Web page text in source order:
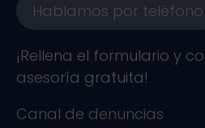
Hablamos por teléfono
¡Rellena el formulario y
asesoría gratuita!
Canal de denuncias